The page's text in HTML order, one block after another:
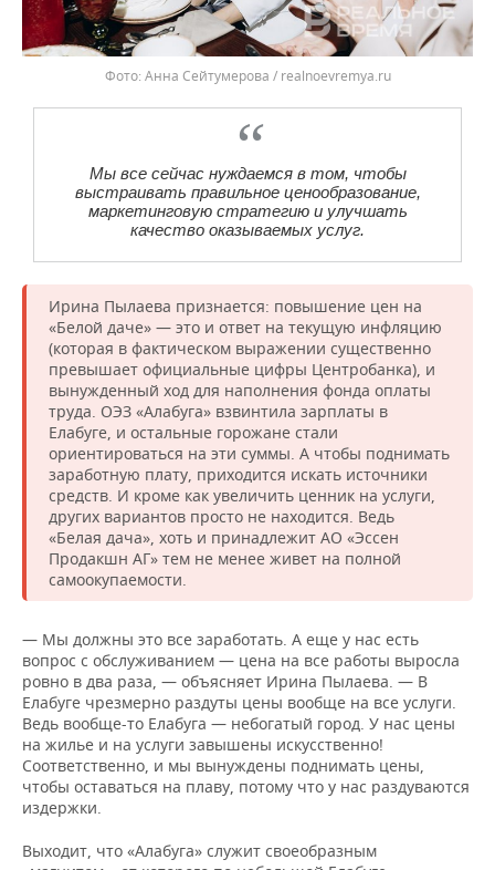
Анна Сейтумерова / realnoevremya.ru
Мы все сейчас нуждаемся в том, чтобы
выстраивать правильное ценообразование,
маркетинговую стратегию и улучшать
качество оказываемых услуг.
Ирина Пылаева признается: повышение цен на
«Белой даче» — это и ответ на текущую инфляцию
(которая в фактическом выражении существенно
превышает официальные цифры Центробанка), и
вынужденный ход для наполнения фонда оплаты
труда. ОЭЗ «Алабуга» взвинтила зарплаты в
Елабуге, и остальные горожане стали
ориентироваться на эти суммы. А чтобы поднимать
заработную плату, приходится искать источники
средств. И кроме как увеличить ценник на услуги,
других вариантов просто не находится. Ведь
«Белая дача», хоть и принадлежит АО «Эссен
Продакшн АГ» тем не менее живет на полной
самоокупаемости.
— Мы должны это все заработать. А еще у нас есть
вопрос с обслуживанием — цена на все работы выросла
ровно в два раза, — объясняет Ирина Пылаева. — В
Елабуге чрезмерно раздуты цены вообще на все услуги.
Ведь вообще-то Елабуга — небогатый город. У нас цены
на жилье и на услуги завышены искусственно!
Соответственно, и мы вынуждены поднимать цены,
чтобы оставаться на плаву, потому что у нас раздуваются
издержки.
Выходит, что «Алабуга» служит своеобразным